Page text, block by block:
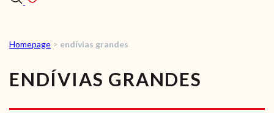
RECEITAS
VÍDEOS
RECEITAS VEGGIE
Homepage > endívias grandes
ENDÍVIAS GRANDES